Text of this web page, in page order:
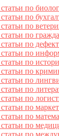
по
по
по
по
по
по
по
по
по
по
по
по
по
по